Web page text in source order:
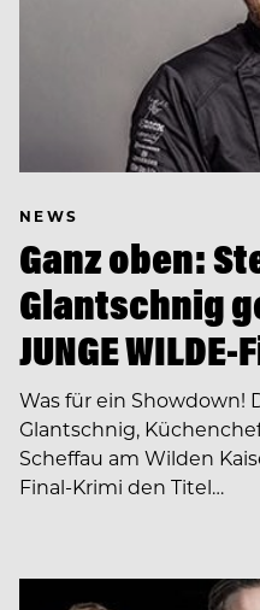
NEWS
Ganz oben:
Glantschnig
JUNGE
Was für ein Showdown!
Glantschnig,
Scheffau am Wilden
Final-Krimi den Titel…